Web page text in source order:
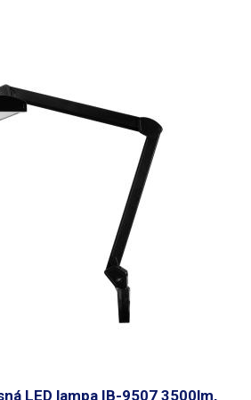
bielo modrú (6000K) pripomínajúcu svit
jednoduché a intuitívne, po vypnutí a
pamätá posledné nastavenie jasu a teploty
výkonu až 3500lm jelampa pri plnom výkone
nielen na stole ale aj mimo neho
auta, bicykla či motorky alebo pri opravách
spotrebičov a pod. Lampa je uchytená k
kovového zveráka, ktorý sa pripevňuje k
až 55mm. Lampa je vo zveráku iba
ľahko vybrať. Telo lampy sa skladá z
ktorý umožňuje lampu nastaviť
nutnosti uťahovania aretačných skrutiek.
stola je cca 70cm. Rameno je dlhé 72cm a je
a nahnúť kamkoľvek v dĺžke 70cm od
výške nasvieti plochu stola s dĺžkou cca
sa stará pribalený napájací adaptér do
LED lampa IB-9507 3500lm,